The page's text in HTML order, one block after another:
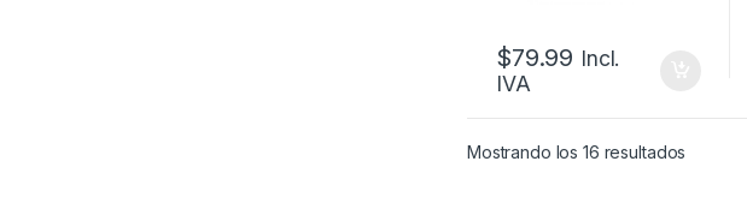
$79.99 Incl.
IVA
Mostrando los 16 resultados